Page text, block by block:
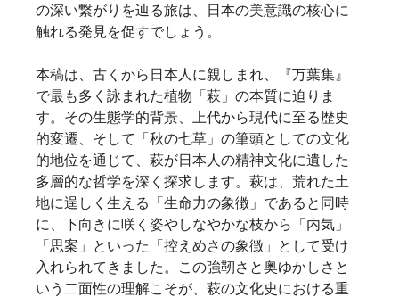
の深い繋がりを辿る旅は、日本の美意識の核心に
触れる発見を促すでしょう。
本稿は、古くから日本人に親しまれ、『万葉集』
で最も多く詠まれた植物「萩」の本質に迫りま
す。その生態学的背景、上代から現代に至る歴史
的変遷、そして「秋の七草」の筆頭としての文化
的地位を通じて、萩が日本人の精神文化に遺した
多層的な哲学を深く探求します。萩は、荒れた土
地に逞しく生える「生命力の象徴」であると同時
に、下向きに咲く姿やしなやかな枝から「内気」
「思案」といった「控えめさの象徴」として受け
入れられてきました。この強靭さと奥ゆかしさと
いう二面性の理解こそが、萩の文化史における重